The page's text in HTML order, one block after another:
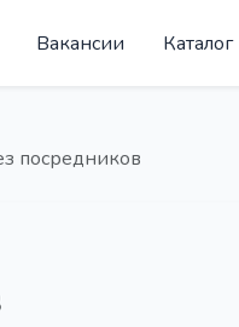
Вакансии Каталог
посредников